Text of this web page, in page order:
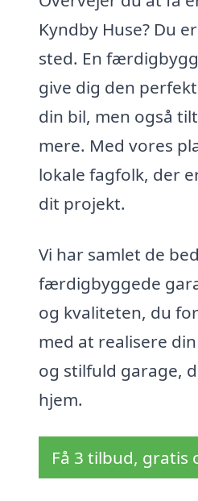
Kyndby Huse? Du
sted. En
give dig den
din bil, men også
mere. Med vores
lokale fagfolk, der
dit projekt.
Vi har samlet de
færdigbyggede
og kvaliteten, du
med at realisere
og stilfuld garage,
hjem.
Få 3 tilbud,